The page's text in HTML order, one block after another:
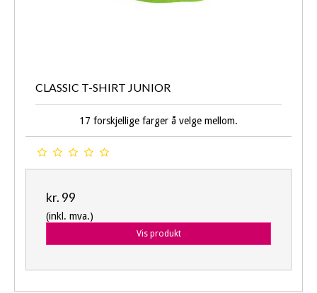
CLASSIC T-SHIRT JUNIOR
17 forskjellige farger å velge mellom.
kr. 99
(inkl. mva.)
Vis produkt